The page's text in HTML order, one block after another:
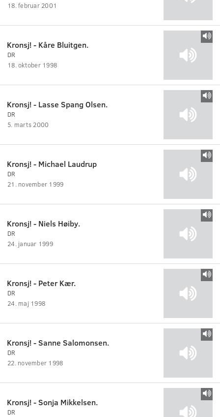
18. februar 2001
Kronsj! - Kåre Bluitgen.
DR
18. oktober 1998
Kronsj! - Lasse Spang Olsen.
DR
5. marts 2000
Kronsj! - Michael Laudrup
DR
21. november 1999
Kronsj! - Niels Høiby.
DR
24. januar 1999
Kronsj! - Peter Kær.
DR
24. maj 1998
Kronsj! - Sanne Salomonsen.
DR
22. november 1998
Kronsj! - Sonja Mikkelsen.
DR